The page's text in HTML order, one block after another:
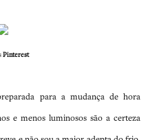
Pinterest
para a mudança de hora
e menos luminosos são a certeza